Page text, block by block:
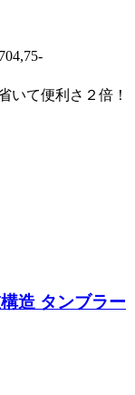
いて便利さ２倍！
造 タンブラー